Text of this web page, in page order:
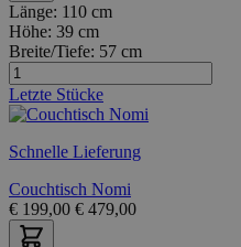
Länge: 110 cm
Höhe: 39 cm
Breite/Tiefe: 57 cm
Letzte Stücke
Schnelle Lieferung
Couchtisch Nomi
€ 199,00 € 479,00